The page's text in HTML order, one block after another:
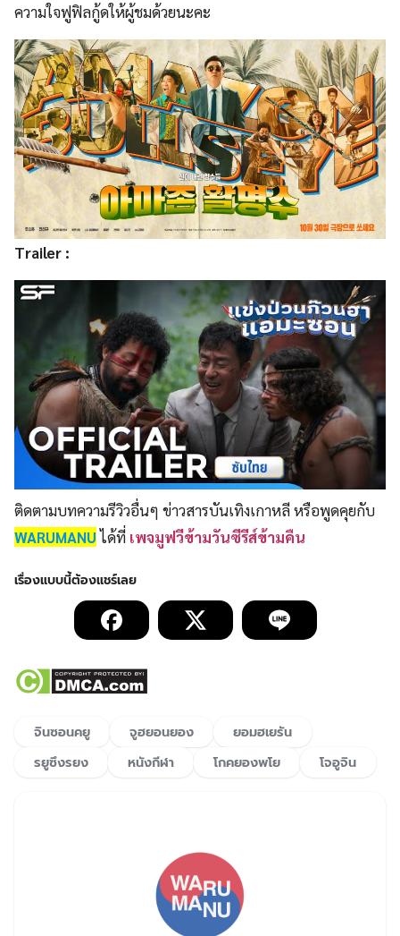
ความใจฟูฟิลกู้ดให้ผู้ชมด้วยนะคะ
Trailer :
ติดตามบทความรีวิวอื่นๆ ข่าวสารบันเทิงเกาหลี หรือพูดคุยกับ
WARUMANUได้ที่ เพจมูฟวีข้ามวันซีรีส์ข้ามคืน
จินซอนคยู จูฮยอนยอง
ยอมฮเยรัน
รยูซึงรยง
หนังกีฬา โกคยองพโย โจอูจิน